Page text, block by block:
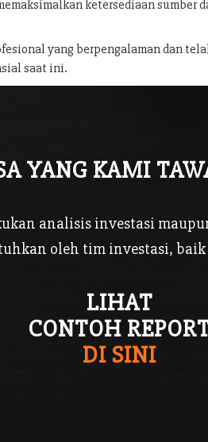
ketersediaan
yang berpengalaman dan
saat ini.
YANG KAMI
analisis investasi
oleh tim investasi,
LIHAT
CONTOH
DI SINI